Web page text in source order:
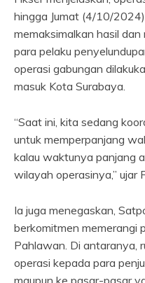
hingga Jumat (4/10/
memaksimalkan hasil
para pelaku
operasi gabungan
masuk Kota Surabaya.
“Saat ini, kita sedang
untuk memperpanjang
kalau waktunya panjang
wilayah operasinya,” ujar
Ia juga menegaskan,
berkomitmen memerangi
Pahlawan. Di antaranya,
operasi kepada para